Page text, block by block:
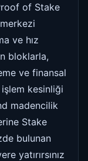
of Stake
ve hız
bloklarla,
ve finansal
kesinliği
madencilik
Stake
bulunan
yatırırsınız